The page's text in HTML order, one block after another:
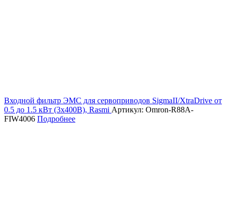
Входной фильтр ЭМС для сервоприводов SigmaII/XtraDrive от
0.5 до 1.5 кВт (3х400В), Rasmi Артикул: Omron-R88A-
FIW4006 Подробнее